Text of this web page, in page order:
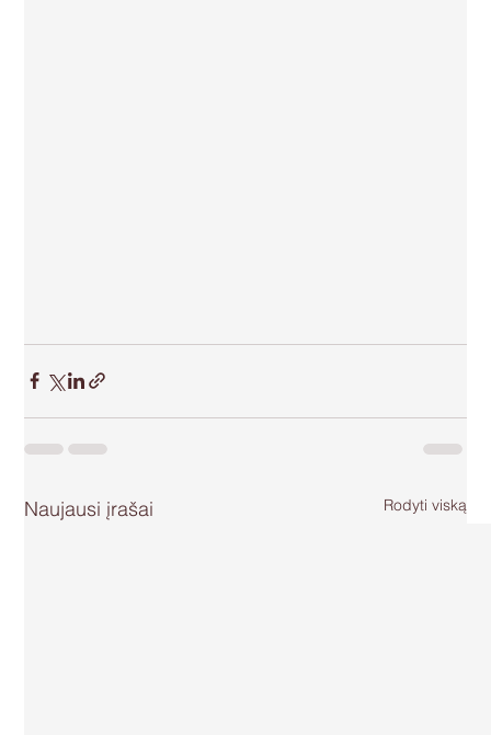
Naujausi įrašai Rodyti viską